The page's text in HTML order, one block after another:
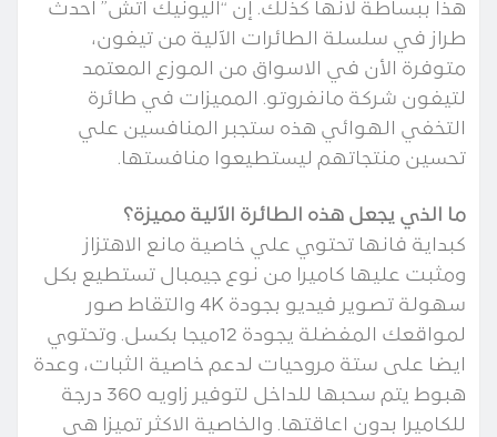
هذا ببساطة لانها كذلك. إن “اليونيك اتش” احدث
طراز في سلسلة الطائرات الآلية من تيفون،
متوفرة الأن في الاسواق من الموزع المعتمد
لتيفون شركة مانفروتو. المميزات في طائرة
التخفي الهوائي هذه ستجبر المنافسين علي
تحسين منتجاتهم ليستطيعوا منافستها.
ما الذي يجعل هذه الطائرة الآلية مميزة؟
كبداية فانها تحتوي علي خاصية مانع الاهتزاز
ومثبت عليها كاميرا من نوع جيمبال تستطيع بكل
سهولة تصوير فيديو بجودة 4K والتقاط صور
لمواقعك المفضلة يجودة 12ميجا بكسل. وتحتوي
ايضا على ستة مروحيات لدعم خاصية الثبات، وعدة
هبوط يتم سحبها للداخل لتوفير زاويه 360 درجة
للكاميرا بدون اعاقتها. والخاصية الاكثر تميزا هي